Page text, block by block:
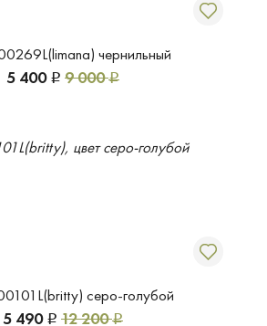
чернильный
5 400 Р 9 000Р
серо-голубой
5 490 Р 12 200Р